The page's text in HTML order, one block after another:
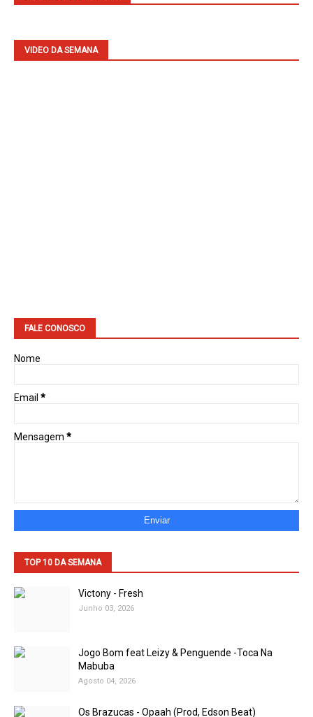
VIDEO DA SEMANA
FALE CONOSCO
Nome
Email *
Mensagem *
TOP 10 DA SEMANA
Victony - Fresh
Junho 03, 2026
Jogo Bom feat Leizy & Penguende -Toca Na
Mabuba
Agosto 04, 2026
Os Brazucas - Opaah (Prod, Edson Beat)